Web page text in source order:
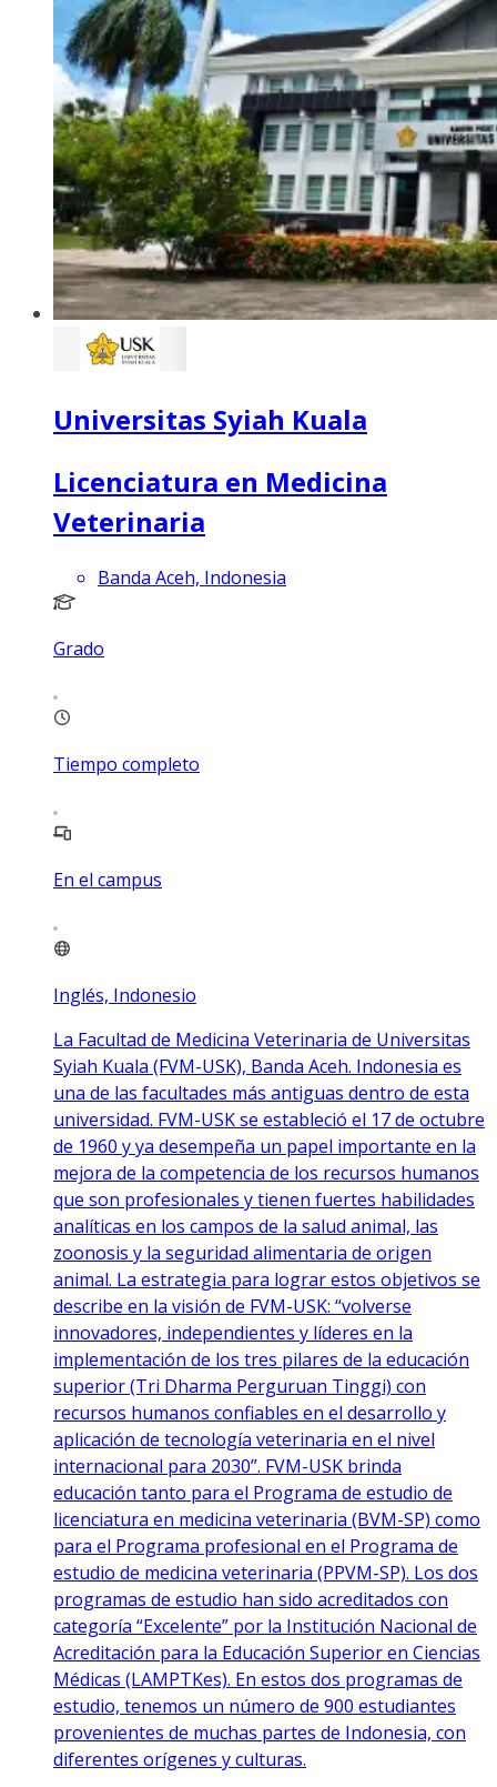
Universitas Syiah Kuala
Licenciatura en Medicina
Veterinaria
Banda Aceh, Indonesia
Grado
Tiempo completo
En el campus
Inglés, Indonesio
La Facultad de Medicina Veterinaria de Universitas
Syiah Kuala (FVM-USK), Banda Aceh. Indonesia es
una de las facultades más antiguas dentro de esta
universidad. FVM-USK se estableció el 17 de octubre
de 1960 y ya desempeña un papel importante en la
mejora de la competencia de los recursos humanos
que son profesionales y tienen fuertes habilidades
analíticas en los campos de la salud animal, las
zoonosis y la seguridad alimentaria de origen
animal. La estrategia para lograr estos objetivos se
describe en la visión de FVM-USK: “volverse
innovadores, independientes y líderes en la
implementación de los tres pilares de la educación
superior (Tri Dharma Perguruan Tinggi) con
recursos humanos confiables en el desarrollo y
aplicación de tecnología veterinaria en el nivel
internacional para 2030”. FVM-USK brinda
educación tanto para el Programa de estudio de
licenciatura en medicina veterinaria (BVM-SP) como
para el Programa profesional en el Programa de
estudio de medicina veterinaria (PPVM-SP). Los dos
programas de estudio han sido acreditados con
categoría “Excelente” por la Institución Nacional de
Acreditación para la Educación Superior en Ciencias
Médicas (LAMPTKes). En estos dos programas de
estudio, tenemos un número de 900 estudiantes
provenientes de muchas partes de Indonesia, con
diferentes orígenes y culturas.